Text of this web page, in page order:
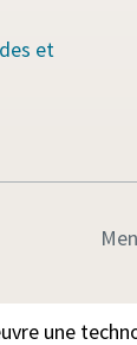
et
une